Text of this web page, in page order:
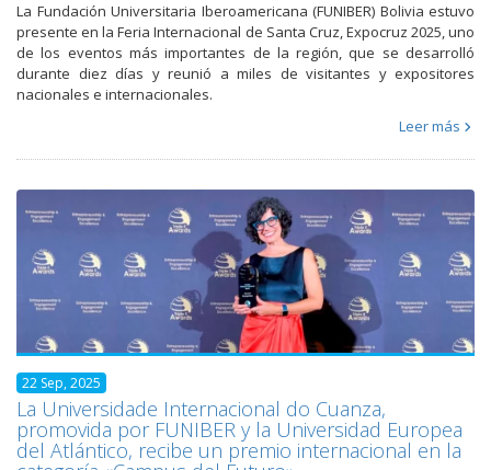
La Fundación Universitaria Iberoamericana (FUNIBER) Bolivia estuvo
presente en la Feria Internacional de Santa Cruz, Expocruz 2025, uno
de los eventos más importantes de la región, que se desarrolló
durante diez días y reunió a miles de visitantes y expositores
nacionales e internacionales.
Leer más
22 Sep, 2025
La Universidade Internacional do Cuanza,
promovida por FUNIBER y la Universidad Europea
del Atlántico, recibe un premio internacional en la